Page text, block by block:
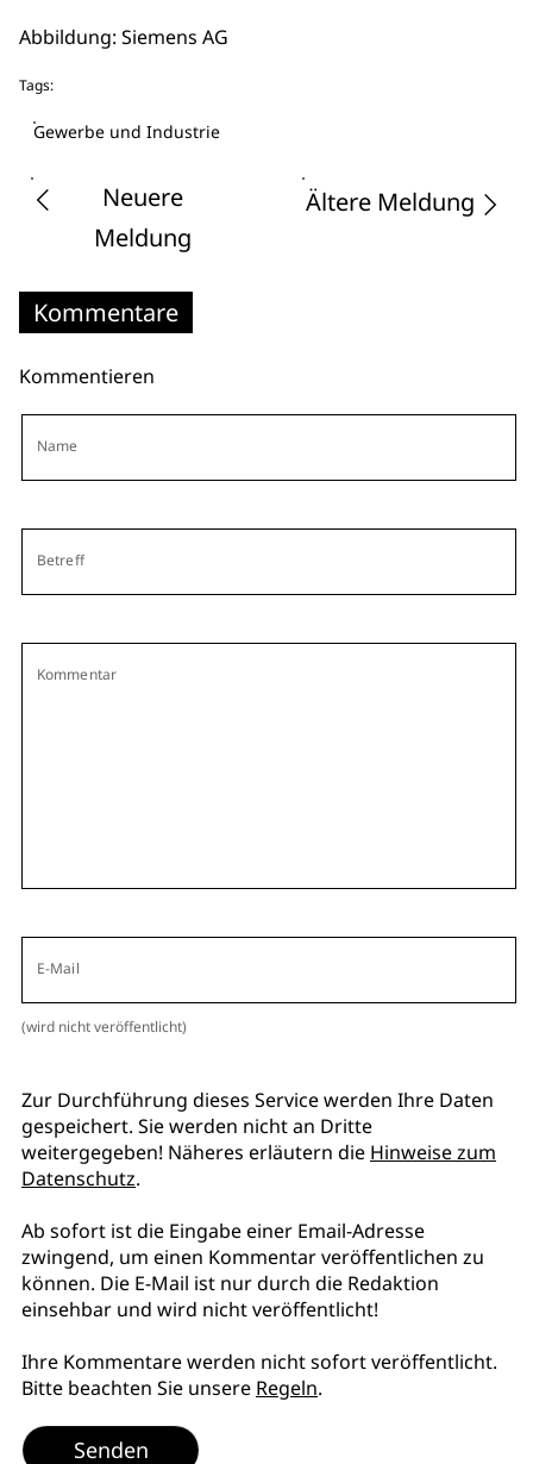
Abbildung: Siemens AG
Tags:
Gewerbe und Industrie
Neuere
Meldung
Ältere Meldung
Kommentare
Kommentieren
Name
Betreff
Kommentar
E-Mail
(wird nicht veröffentlicht)
Zur Durchführung dieses Service werden Ihre Daten
gespeichert. Sie werden nicht an Dritte
weitergegeben! Näheres erläutern die Hinweise zum
Datenschutz.
Ab sofort ist die Eingabe einer Email-Adresse
zwingend, um einen Kommentar veröffentlichen zu
können. Die E-Mail ist nur durch die Redaktion
einsehbar und wird nicht veröffentlicht!
Ihre Kommentare werden nicht sofort veröffentlicht.
Bitte beachten Sie unsere Regeln.
Senden